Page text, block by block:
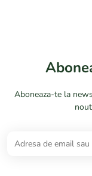
Aboneaza-te la